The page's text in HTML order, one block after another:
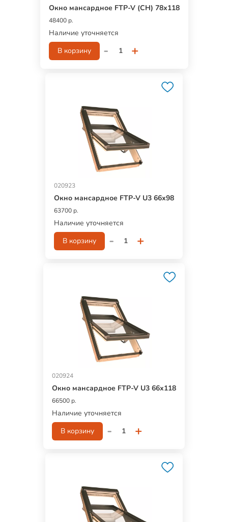
Окно мансардное FTP-V (CH) 78х118
48400 р.
Наличие уточняется
В корзину
- +
020923
Окно мансардное FTP-V U3 66х98
63700 р.
Наличие уточняется
В корзину
- +
020924
Окно мансардное FTP-V U3 66х118
66500 р.
Наличие уточняется
В корзину
- +